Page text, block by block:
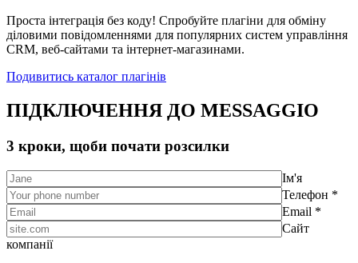
Проста інтеграція без коду! Спробуйте плагіни для обміну
діловими повідомленнями для популярних систем управління
CRM, веб-сайтами та інтернет-магазинами.
Подивитись каталог плагінів
ПІДКЛЮЧЕННЯ ДО MESSAGGIO
3 кроки, щоби почати розсилки
Ім'я
Телефон *
Email *
Сайт
компанії